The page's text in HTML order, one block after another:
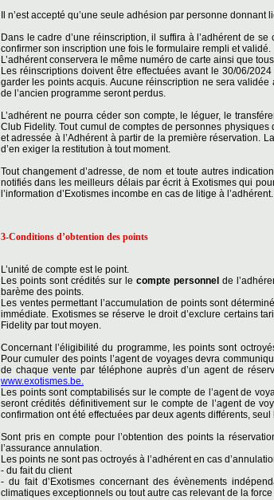
Il n’est accepté qu’une seule adhésion par personne donnant
Dans le cadre d’une réinscription, il suffira à l’adhérent de
confirmer son inscription une fois le formulaire rempli et validé.
L’adhérent conservera le même numéro de carte ainsi que
Les réinscriptions doivent être effectuées avant le 30/06/
garder les points acquis. Aucune réinscription ne sera
de l’ancien programme seront perdus.
L’adhérent ne pourra céder son compte, le léguer, le
Club Fidelity. Tout cumul de comptes de personnes
et adressée à l’Adhérent à partir de la première réservation.
d’en exiger la restitution à tout moment.
Tout changement d’adresse, de nom et toute autres
notifiés dans les meilleurs délais par écrit à Exotismes qui
l’information d’Exotismes incombe en cas de litige à l’adhérent.
3-Conditions d’obtention des points
L’unité de compte est le point.
Les points sont crédités sur le compte personnel de
barème des points.
Les ventes permettant l’accumulation de points sont
immédiate. Exotismes se réserve le droit d’exclure certains
Fidelity par tout moyen.
Concernant l’éligibilité du programme, les points sont
Pour cumuler des points l’agent de voyages devra
de chaque vente par téléphone auprès d’un agent de
www.exotismes.be.
Les points sont comptabilisés sur le compte de l’agent de
seront crédités définitivement sur le compte de l’agent de
confirmation ont été effectuées par deux agents différents,
Sont pris en compte pour l’obtention des points la
l’assurance annulation.
Les points ne sont pas octroyés à l’adhérent en cas
- du fait du client
- du fait d’Exotismes concernant des évènements
climatiques exceptionnels ou tout autre cas relevant de la